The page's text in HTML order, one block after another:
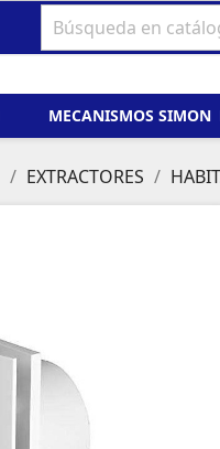
MECANISMOS SIMON
EXTRACTORES